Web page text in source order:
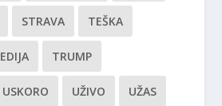
STRAVA TEŠKA
TRUMP
USKORO UŽIVO UŽAS